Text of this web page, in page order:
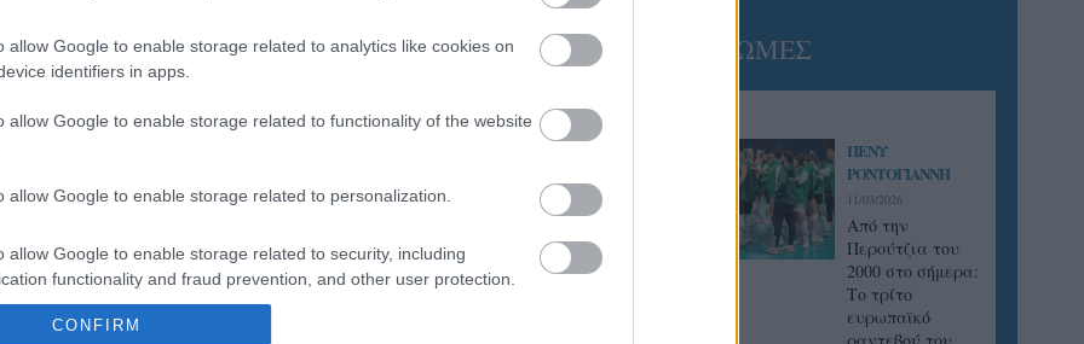
allow Google to enable storage related to analytics like cookies on
identifiers in apps.
allow Google to enable storage related to functionality of the website
allow Google to enable storage related to personalization.
allow Google to enable storage related to security, including
functionality and fraud prevention, and other user protection.
CONFIRM
ΓΝΩΜΕΣ
ΠΕΝΥ
ΡΟΝΤΟΓΙΑΝΝΗ
11/03/2026
Από την
Περούτζια του
2000 στο σήμερα:
Tο τρίτο
ευρωπαϊκό